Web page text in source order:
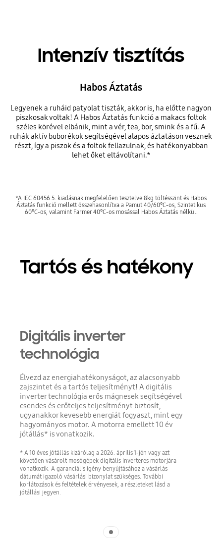
Intenzív tisztítás
Habos Áztatás
Legyenek a ruháid patyolat tiszták, akkor is, ha előtte nagyon
piszkosak voltak! A Habos Áztatás funkció a makacs foltok
széles körével elbánik, mint a vér, tea, bor, smink és a fű. A
ruhák aktív buborékok segítségével alapos áztatáson vesznek
részt, így a piszok és a foltok fellazulnak, és hatékonyabban
lehet őket eltávolítani.*
*A IEC 60456 5. kiadásnak megfelelően tesztelve 8kg töltésszint és Habos
Áztatás funkció mellett összehasonlítva a Pamut 40/60°C-os, Szintetikus
60°C-os, valamint Farmer 40°C-os mosással Habos Áztatás nélkül.
Tartós és hatékony
Digitális inverter
technológia
Élvezd az energiahatékonyságot, az alacsonyabb
zajszintet és a tartós teljesítményt! A digitális
inverter technológia erős mágnesek segítségével
csendes és erőteljes teljesítményt biztosít,
ugyanakkor kevesebb energiát fogyaszt, mint egy
hagyományos motor. A motorra emellett 10 év
jótállás* is vonatkozik.
* A 10 éves jótállás kizárólag a 2026. április 1-jén vagy azt
követően vásárolt mosógépek digitális inverteres motorjára
vonatkozik. A garanciális igény benyújtásához a vásárlás
dátumát igazoló vásárlási bizonylat szükséges. További
korlátozások és feltételek érvényesek, a részleteket lásd a
jótállási jegyen.